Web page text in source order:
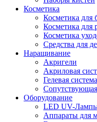
Косметика
Косметика для
Косметика для
Косметика
Средства для
Наращивание
Акригели
Акриловая
Гелевая система
Оборудование
LED UV-Лампы
Аппараты для